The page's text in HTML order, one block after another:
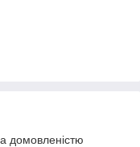
домовленістю